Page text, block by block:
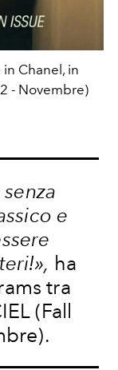
Chanel, in
- Novembre)
enza
e
ha
tra
(Fall